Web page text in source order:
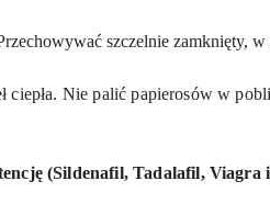
szczelnie zamknięty,
ciepła. Nie palić papierosów w
(Sildenafil, Tadalafil, Viagra